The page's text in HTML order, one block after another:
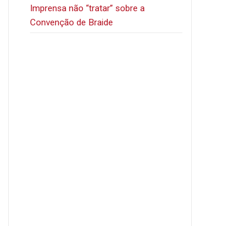
Imprensa não “tratar” sobre a
Convenção de Braide